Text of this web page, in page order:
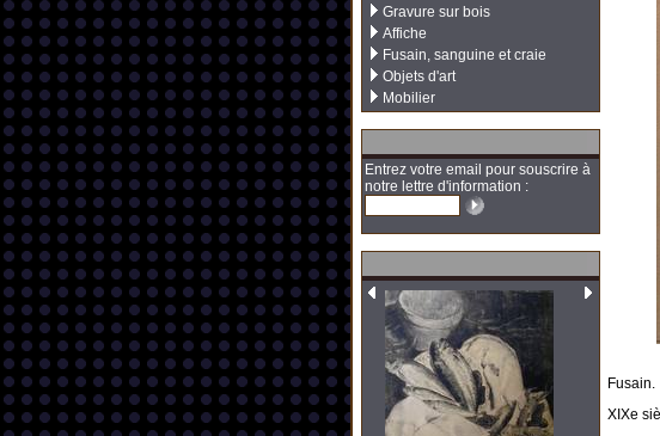
Gravure sur bois
Affiche
Fusain, sanguine et craie
Objets d'art
Mobilier
Entrez votre email pour souscrire à
notre lettre d'information :
Fusain.
XIXe